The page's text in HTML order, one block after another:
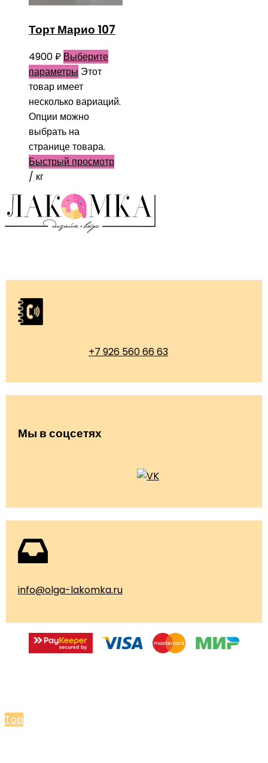
Торт Марио 107
4900₽ Выберите
параметры Этот
товар имеет
несколько вариаций.
Опции можно
выбрать на
странице товара.
Быстрый просмотр
/ кг
+7 926 560 66 63
Мы в соцсетях
info@olga-lakomka.ru
Top